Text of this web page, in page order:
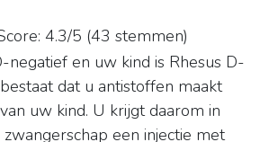
4.3/5 (43 stemmen)
negatief en uw kind is Rhesus D-
dat u antistoffen maakt
uw kind. U krijgt daarom in
een injectie met